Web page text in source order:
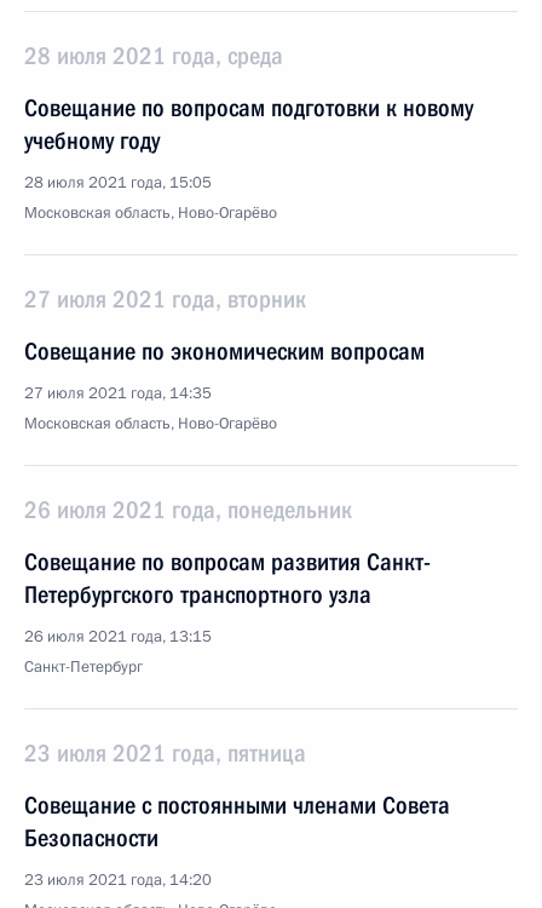
28 июля 2021 года, среда
Совещание по вопросам подготовки к новому
учебному году
28 июля 2021 года, 15:05
Московская область, Ново-Огарёво
27 июля 2021 года, вторник
Совещание по экономическим вопросам
27 июля 2021 года, 14:35
Московская область, Ново-Огарёво
26 июля 2021 года, понедельник
Совещание по вопросам развития Санкт-
Петербургского транспортного узла
26 июля 2021 года, 13:15
Санкт-Петербург
23 июля 2021 года, пятница
Совещание с постоянными членами Совета
Безопасности
23 июля 2021 года, 14:20